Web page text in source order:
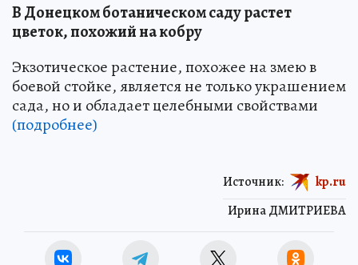
В Донецком ботаническом саду растет
цветок, похожий на кобру
Экзотическое растение, похожее на змею в
боевой стойке, является не только украшением
сада, но и обладает целебными свойствами
(подробнее)
Ирина ДМИТРИЕВА
Источник: kp.ru